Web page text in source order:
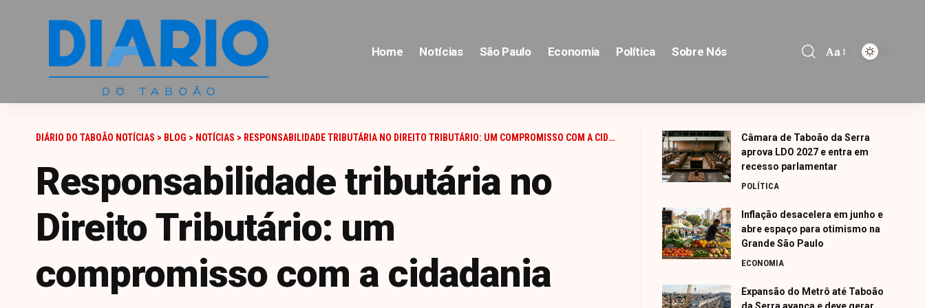
Home Notícias São Paulo Economia Política Sobre Nós
Font
Aa
DIÁRIO DO TABOÃO NOTÍCIAS > BLOG > NOTÍCIAS > RESPONSABILIDADE TRIBUTÁRIA NO DIREITO TRIBUTÁRIO: UM COMPROMISSO COM A CIDADANIA
Responsabilidade tributária no
Direito Tributário: um
compromisso com a cidadania
Câmara de Taboão da Serra
aprova LDO 2027 e entra em
recesso parlamentar
POLÍTICA
Inflação desacelera em junho e
abre espaço para otimismo na
Grande São Paulo
ECONOMIA
Expansão do Metrô até Taboão